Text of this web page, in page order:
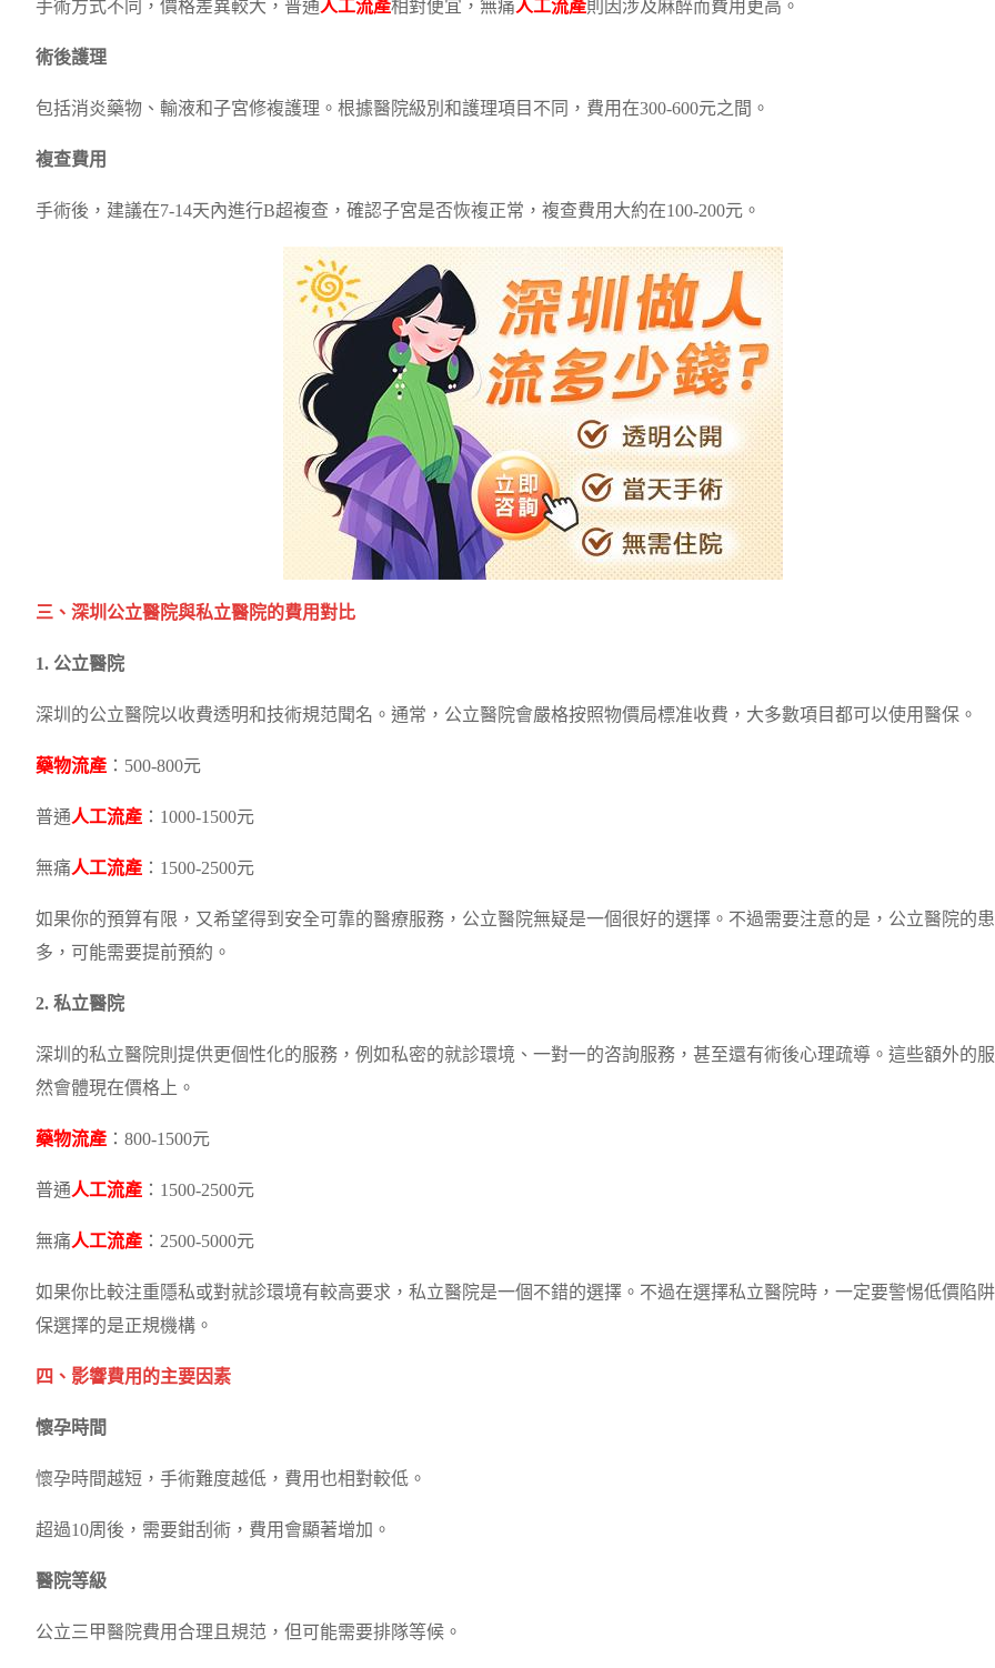
手術方式不同，價格差異較大，普通人工流產相對便宜，無痛人工流產則因涉及麻醉而費用更高。
術後護理
包括消炎藥物、輸液和子宮修複護理。根據醫院級別和護理項目不同，費用在300-600元之間。
複查費用
手術後，建議在7-14天內進行B超複查，確認子宮是否恢複正常，複查費用大約在100-200元。
三、深圳公立醫院與私立醫院的費用對比
1. 公立醫院
深圳的公立醫院以收費透明和技術規范聞名。通常，公立醫院會嚴格按照物價局標准收費，大多數項目都可以使用醫保。
藥物流產 ：500-800元
普通人工流產 ：1000-1500元
無痛人工流產 ：1500-2500元
如果你的預算有限，又希望得到安全可靠的醫療服務，公立醫院無疑是一個很好的選擇。不過需要注意的是，公立醫院的
多，可能需要提前預約。
2. 私立醫院
深圳的私立醫院則提供更個性化的服務，例如私密的就診環境、一對一的咨詢服務，甚至還有術後心理疏導。這些額外的
然會體現在價格上。
藥物流產 ：800-1500元
普通人工流產 ：1500-2500元
無痛人工流產 ：2500-5000元
如果你比較注重隱私或對就診環境有較高要求，私立醫院是一個不錯的選擇。不過在選擇私立醫院時，一定要警惕低價陷
保選擇的是正規機構。
四、影響費用的主要因素
懷孕時間
懷孕時間越短，手術難度越低，費用也相對較低。
超過10周後，需要鉗刮術，費用會顯著增加。
醫院等級
公立三甲醫院費用合理且規范，但可能需要排隊等候。